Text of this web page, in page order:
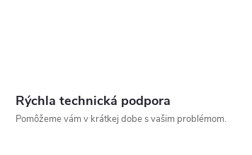
Rýchla technická podpora
Pomôžeme vám v krátkej dobe s vašim problémom.